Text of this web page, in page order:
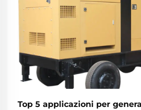
Top 5 applicazioni per